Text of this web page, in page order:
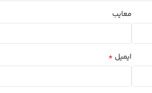
معایب
ایمیل *